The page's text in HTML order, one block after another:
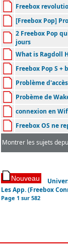
Freebox
[Freebox Pop]
2 Freebox Pop
jours
What is Ragdoll
Freebox Pop S +
Problème
Probème de
connexion en
Freebox OS ne
Montrer les sujets
Les App. (Freebox
Page1 sur582